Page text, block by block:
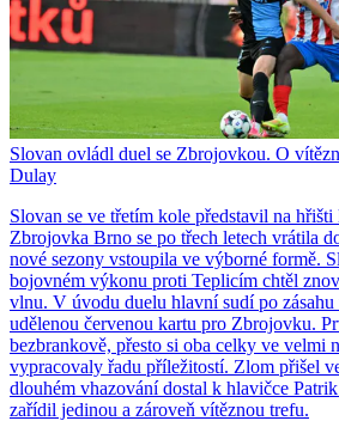
Slovan ovládl duel se Zbrojovkou. O
Dulay
Slovan se ve třetím kole představil na
Zbrojovka Brno se po třech letech vrátila
nové sezony vstoupila ve výborné formě.
bojovném výkonu proti Teplicím chtěl
vlnu. V úvodu duelu hlavní sudí po
udělenou červenou kartu pro Zbrojovku.
bezbrankově, přesto si oba celky ve velmi
vypracovaly řadu příležitostí. Zlom přišel
dlouhém vhazování dostal k hlavičce
zařídil jedinou a zároveň vítěznou trefu.